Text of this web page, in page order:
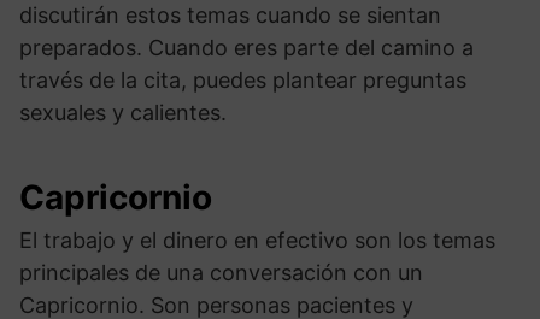
discutirán estos temas cuando se sientan
preparados. Cuando eres parte del camino a
través de la cita, puedes plantear preguntas
sexuales y calientes.
Capricornio
El trabajo y el dinero en efectivo son los temas
principales de una conversación con un
Capricornio. Son personas pacientes y